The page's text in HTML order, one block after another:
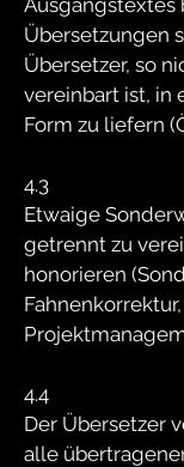
Ausgangstextes
Übersetzungen
Übersetzer, so
vereinbart ist, in
Form zu liefern
4.3
Etwaige
getrennt zu
honorieren
Fahnenkorrektur,
4.4
Der Übersetzer
alle